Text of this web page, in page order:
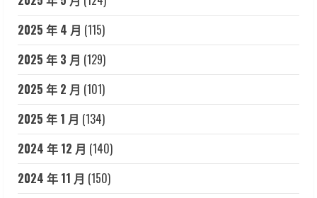
2025 年 4 月 (115)
2025 年 3 月 (129)
2025 年 2 月 (101)
2025 年 1 月 (134)
2024 年 12 月 (140)
2024 年 11 月 (150)